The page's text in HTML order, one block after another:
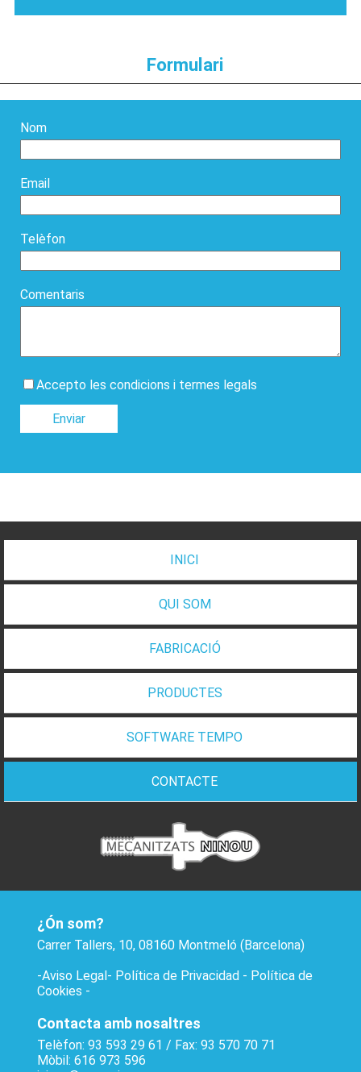
Formulari
Nom
Email
Telèfon
Comentaris
Accepto les condicions i termes legals
Enviar
INICI
QUI SOM
FABRICACIÓ
PRODUCTES
SOFTWARE TEMPO
CONTACTE
¿Ón som?
Carrer Tallers, 10, 08160 Montmeló (Barcelona)
-Aviso Legal- Política de Privacidad - Política de
Cookies -
Contacta amb nosaltres
Telèfon: 93 593 29 61 / Fax: 93 570 70 71
Mòbil: 616 973 596